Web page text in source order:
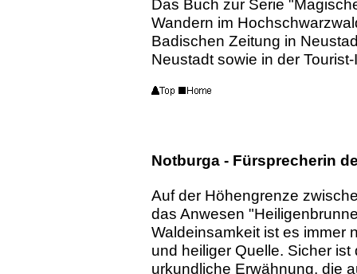
Das Buch zur Serie
Wandern im
Badischen Zeitung in
Neustadt sowie in der
Notburga - Fürsprecherin
Auf der Höhengrenze
das Anwesen
Waldeinsamkeit ist es immer
und heiliger Quelle. Sicher
urkundliche Erwähnung, die